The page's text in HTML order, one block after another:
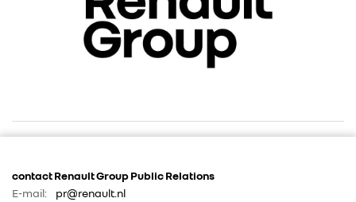
RENAULT GROUP
contact Renault Group Public Relations
E-mail:
pr@renault.nl